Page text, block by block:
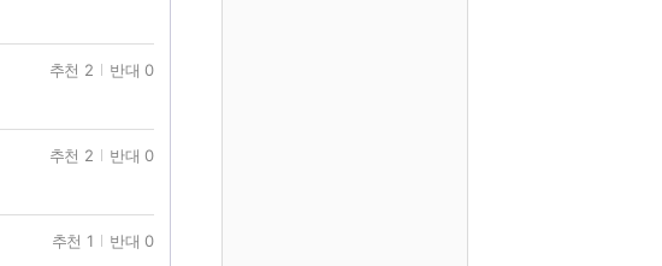
추천 2 반대 0
추천 2 반대 0
추천 1 반대 0